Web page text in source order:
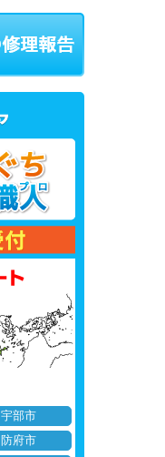
宇部市
防府市